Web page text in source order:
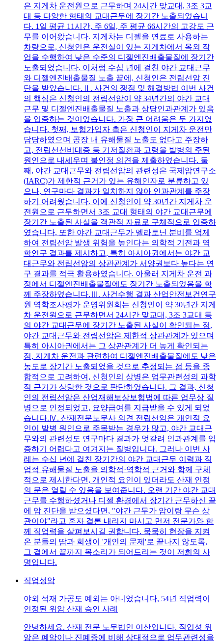
은 지게차 운전원으로 근무하며 24시간 맞교대, 3조 3교
대 등 다양한 형태의 교대근무에 장기간 노출되었습니
다. 1일 평균 11시간, 주 6일, 주 평균 66시간의 고강도 근
무를 이어왔습니다. 지게차는 디젤을 연료로 사용하는
차량으로, 신청인은 운전실이 있는 지게차에서 옥외 작
업을 수행하여 낮은 수준의 디젤엔진배출물질에 장기간
노출되었습니다. 이처럼 수십 년에 걸친 야간 교대근무
와 디젤엔진배출물질 노출 끝에, 신청인은 전립선암 진
단을 받았습니다.Ⅱ. 사건의 쟁점 및 해결방법 이번 사건
의 핵심은 신청인의 전립선암이 약 34년간의 야간 교대
근무 및 디젤엔진배출물질 노출과 상당인과관계가 있음
을 입증하는 것이었습니다. 가장 큰 어려움은 두 가지였
습니다. 첫째, 보험가입자 측은 신청인이 지게차 운전만
담당하였으며 공장 내 유해물질 노출도 없다고 주장하
고, 전립선선비대증 등 기저질환과 고령을 발병의 주된
원인으로 내세우며 불인정 의견을 제출하였습니다. 둘
째, 야간 교대근무와 전립선암의 관련성은 국제암연구소
(IARC)가 제한적 근거가 있는 유해인자로 분류하고 있
으나, 연구마다 결과가 일치하지 않아 인과관계를 주장
하기 어려웠습니다. 이에 신청인이 약 30년간 지게차 운
전원으로 근무하면서 3조 교대 형태의 야간 교대근무에
장기간 노출된 사실을 객관적 자료로 구체적으로 입증하
였습니다. 또한 야간 교대근무가 멜라토닌 분비를 억제
하여 전립선암 발생 위험을 높인다는 의학적 기전과 역
학연구 결과를 제시하고, 특히 아시아권에서는 야간 교
대근무와 전립선암의 상관관계가 서양권보다 높다는 연
구 결과를 적극 활용하였습니다. 아울러 지게차 운전 과
정에서 디젤엔진배출물질에도 장기간 노출되었음을 함
께 주장하였습니다.Ⅲ. 사건수행 결과 산업안전보건연구
원 역학조사평가 운영위원회는 신청인이 약 30년간 지게
차 운전원으로 근무하면서 24시간 맞교대, 3조 3교대 등
의 야간 교대근무에 장기간 노출된 사실이 확인되는 점,
야간 교대근무와 전립선암은 제한적 상관관계가 있으며
특히 아시아권에서는 그 상관관계가 더 높게 확인되는
점, 지게차 운전과 관련하여 디젤엔진배출물질에도 낮은
농도로 장기간 노출되었을 것으로 추정되는 점 등을 종
합적으로 고려하여, 신청인의 상병은 업무관련성의 과학
적 근거가 상당한 것으로 판단하였습니다. 그 결과, 신청
인의 전립선암은 산업재해보상보험법에 따른 업무상 질
병으로 인정되었고, 요양급여를 지급받을 수 있게 되었
습니다.Ⅳ. 산재전문노무사 의견 전립선암은 개인적 요
인이 발병 원인으로 주목받는 경우가 많고, 야간 교대근
무와의 관련성도 연구마다 결과가 엇갈려 인과관계를 입
증하기 어렵다고 여겨지는 질병입니다. 그러나 이번 사
례는 수십 년에 걸친 장기간의 야간 교대근무 이력과 직
업적 유해물질 노출을 의학적·역학적 근거와 함께 구체
적으로 제시한다면, 개인적 요인이 있더라도 산재 인정
의 문은 열릴 수 있음을 보여줍니다. 오랜 기간 야간 교대
근무를 수행하셨거나 디젤 환경에서 장기간 근무하신 끝
에 암 진단을 받으셨다면, "야간 근무가 암이랑 무슨 상
관이야"라고 혼자 결론 내리지 마시고 먼저 전문가와 함
께 직업력을 살펴보시길 권합니다. 묵묵히 현장을 지켜
온 분들의 땀과 희생이 '개인의 문제'로 끝나지 않도록,
그 곁에서 끝까지 목소리가 되어드리는 것이 저희의 사
명입니다.
직업성암
야외 석재 가공도 예외는 아니었습니다, 54년 직업력이
인정된 위암 산재 승인 사례
안녕하세요. 산재 전문 노무법인 이산입니다. 직업성 위
암은 폐암이나 진폐증에 비해 상대적으로 업무관련성을